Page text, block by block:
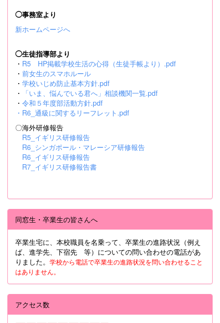
◯事務室より
新ホームページへ
◯生徒指導部より
・ R5 HP掲載学校生活の心得（生徒手帳より）.pdf
・ 前女生のスマホルール
・ 学校いじめ防止基本方針.pdf
・
「いま、悩んでいる君へ」相談機関一覧.pdf
・ 令和５年度部活動方針.pdf
・ R6_通級に関するリーフレット.pdf
〇海外研修報告
R5_イギリス研修報告
R6_シンガポール・マレーシア研修報告
R6_イギリス研修報告
R7_イギリス研修報告書
同窓生・卒業生の皆さんへ
卒業生宅に、本校職員を名乗って、卒業生の進路状況（例え
ば、進学先、下宿先 等）についての問い合わせの電話があ
りました。 学校から電話で卒業生の進路状況を問い合わせること
はありません。
アクセス数